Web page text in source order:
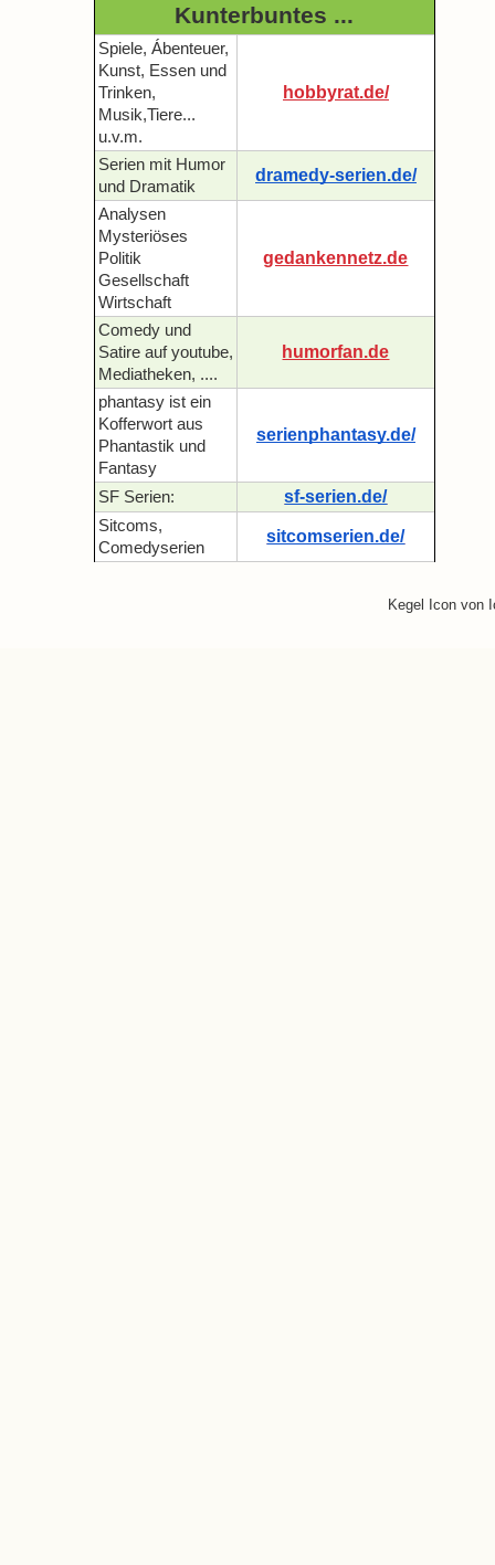
Kunterbuntes ...
Spiele, Ábenteuer,
Kunst, Essen und
Trinken,
Musik,Tiere...
u.v.m.
hobbyrat.de/
Serien mit Humor
und Dramatik
dramedy-serien.de/
Analysen
Mysteriöses
Politik
Gesellschaft
Wirtschaft
gedankennetz.de
Comedy und
Satire auf youtube,
Mediatheken, ....
humorfan.de
phantasy ist ein
Kofferwort aus
Phantastik und
Fantasy
serienphantasy.de/
SF Serien: sf-serien.de/
Sitcoms,
Comedyserien
sitcomserien.de/
Kegel Icon von